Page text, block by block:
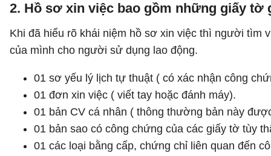
2. Hồ sơ xin việc bao gồm những giấy tờ
Khi đã hiểu rõ khái niệm hồ sơ xin việc thì người tìm
của mình cho người sử dụng lao động.
01 sơ yếu lý lịch tự thuật ( có xác nhận công
01 đơn xin việc ( viết tay hoặc đánh máy).
01 bản CV cá nhân ( thông thường bản này
01 bản sao có công chứng của các giấy tờ tùy
01 các loại bằng cấp, chứng chỉ liên quan đến